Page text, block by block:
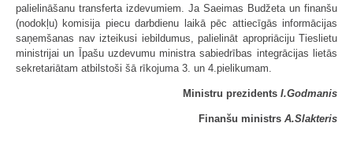
palielināšanu transferta izdevumiem. Ja Saeimas Budžeta un finanšu
(nodokļu) komisija piecu darbdienu laikā pēc attiecīgās informācijas
saņemšanas nav izteikusi iebildumus, palielināt apropriāciju Tieslietu
ministrijai un Īpašu uzdevumu ministra sabiedrības integrācijas lietās
sekretariātam atbilstoši šā rīkojuma 3. un 4.pielikumam.
Ministru prezidents I.Godmanis
Finanšu ministrs A.Slakteris